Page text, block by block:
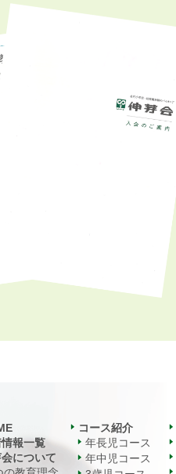
報一覧
について
コース紹介
年長児コース
年中児コース